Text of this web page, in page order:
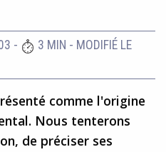
- 3 MIN - MODIFIÉ LE
comme l'origine
Nous tenterons
de préciser ses